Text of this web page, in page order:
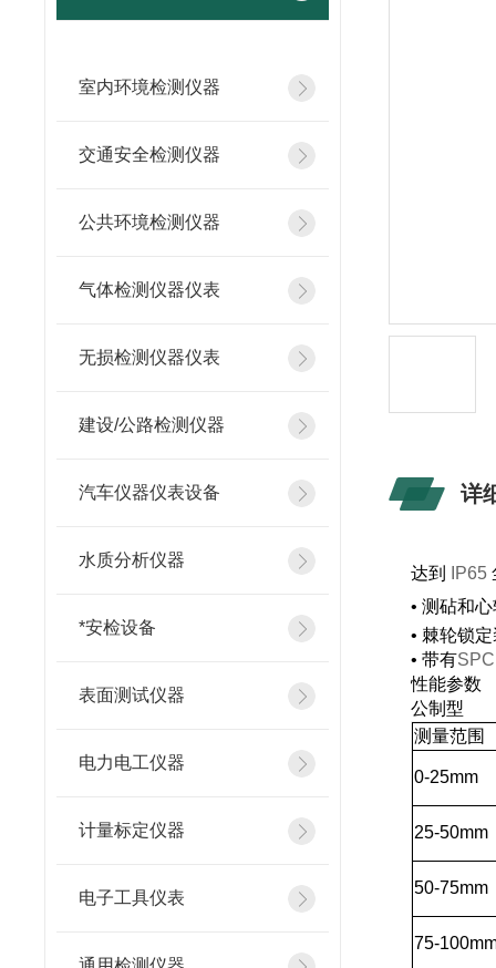
室内环境检测仪器
交通安全检测仪器
公共环境检测仪器
气体检测仪器仪表
无损检测仪器仪表
建设/公路检测仪器
汽车仪器仪表设备
水质分析仪器
*安检设备
表面测试仪器
电力电工仪器
计量标定仪器
电子工具仪表
详
达到 IP65
•测砧和
• 棘轮锁
•带有
性能参数
公制型
测量范围
0-25mm
25-50mm
50-75mm
75-